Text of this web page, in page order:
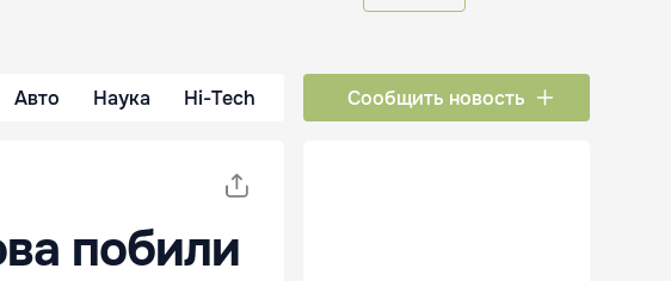
Авто Наука Hi-Tech Сообщить новость
побили